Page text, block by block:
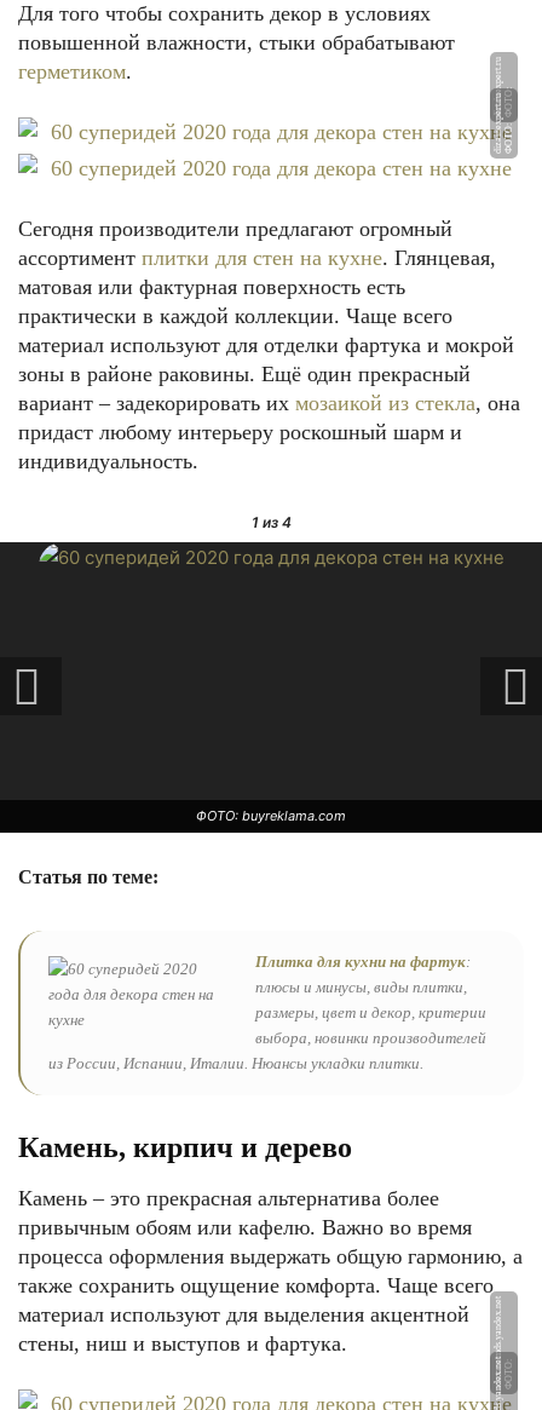
Для того чтобы сохранить декор в условиях
повышенной влажности, стыки обрабатывают
герметиком.
Ф
О
Т
О:
di
z
ai
n
e
x
p
e
rt.
r
u
Ф
О
Т
О:
di
z
ai
n
e
x
p
e
rt.
r
u
Сегодня производители предлагают огромный
ассортимент плитки для стен на кухне. Глянцевая,
матовая или фактурная поверхность есть
практически в каждой коллекции. Чаще всего
материал используют для отделки фартука и мокрой
зоны в районе раковины. Ещё один прекрасный
вариант – задекорировать их мозаикой из стекла, она
придаст любому интерьеру роскошный шарм и
индивидуальность.
1из 4
ФОТО: buyreklama.com
ФОТО: plitka-sk.ru
Статья по теме:
Плитка для кухни на фартук:
плюсы и минусы, виды плитки,
размеры, цвет и декор, критерии
выбора, новинки производителей
из России, Испании, Италии. Нюансы укладки плитки.
Камень, кирпич и дерево
Камень – это прекрасная альтернатива более
привычным обоям или кафелю. Важно во время
процесса оформления выдержать общую гармонию, а
также сохранить ощущение комфорта. Чаще всего
материал используют для выделения акцентной
стены, ниш и выступов и фартука.
Ф
О
Т
О:
a
v
at
a
r
s.
m
d
s.
y
a
n
d
e
x.
n
et